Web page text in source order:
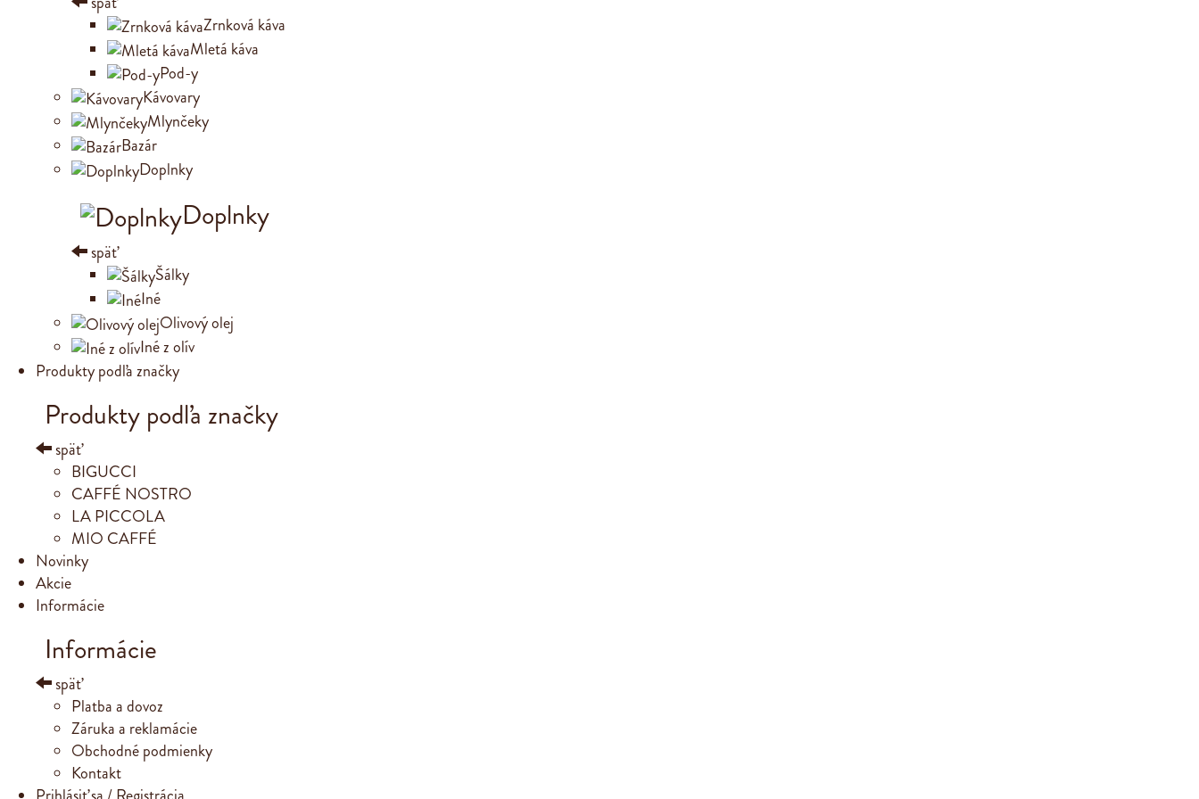
Zrnková káva
Mletá káva
Pod-y
Kávovary
Mlynčeky
Bazár
Doplnky
Doplnky
späť
Šálky
Iné
Olivový olej
Iné z olív
Produkty podľa značky
Produkty podľa značky
späť
BIGUCCI
CAFFÉ NOSTRO
LA PICCOLA
MIO CAFFÉ
Novinky
Akcie
Informácie
Informácie
späť
Platba a dovoz
Záruka a reklamácie
Obchodné podmienky
Kontakt